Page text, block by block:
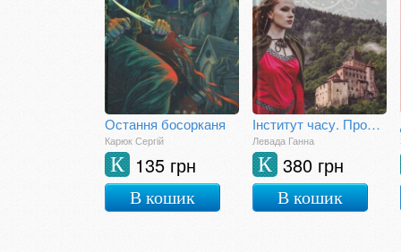
Остання босорканя
Карюк Сергій
135 грн
К
В кошик
Інститут часу. Проект "Примара"
Левада Ганна
380 грн
К
В кошик